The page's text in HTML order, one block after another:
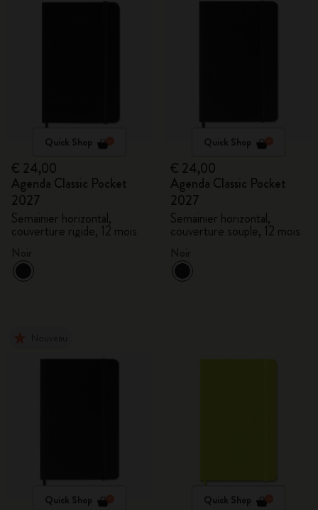
Quick Shop
€ 24,00
Agenda Classic Pocket
2027
Semainier horizontal,
couverture rigide, 12 mois
Quick Shop
€ 24,00
Agenda Classic Pocket
2027
Semainier horizontal,
couverture souple, 12 mois
Quick Shop Quick Shop